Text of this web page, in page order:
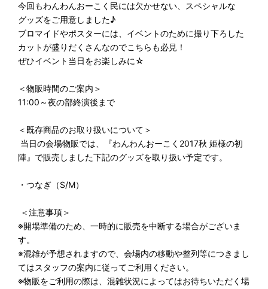
今回もわんわんおーこく民には欠かせない、スペシャルな
グッズをご用意しました♪
ブロマイドやポスターには、イベントのために撮り下ろした
カットが盛りだくさんなのでこちらも必見！
ぜひイベント当日をお楽しみに☆
＜物販時間のご案内＞
11:00～夜の部終演後まで
＜既存商品のお取り扱いについて＞
当日の会場物販では、『わんわんおーこく2017秋 姫様の初
陣』で販売しました下記のグッズを取り扱い予定です。
・つなぎ（S/M）
＜注意事項＞
※開場準備のため、一時的に販売を中断する場合がございま
す。
※混雑が予想されますので、会場内の移動や整列等につきまし
てはスタッフの案内に従ってご利用ください。
※物販をご利用の際は、混雑状況によってはお待ちいただく場